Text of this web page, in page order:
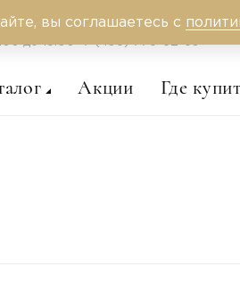
Акции Где
вы соглашаетесь с